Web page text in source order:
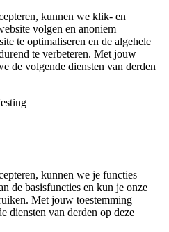
kunnen we klik- en
volgen en anoniem
te optimaliseren en de algehele
te verbeteren. Met jouw
de volgende diensten van derden
kunnen we je functies
de basisfuncties en kun je onze
Met jouw toestemming
diensten van derden op deze